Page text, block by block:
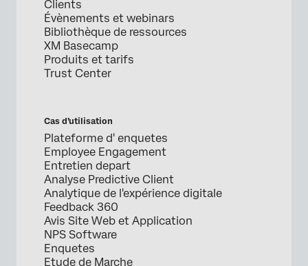
Clients
Évènements et webinars
Bibliothèque de ressources
XM Basecamp
Produits et tarifs
Trust Center
Cas d’utilisation
Plateforme d' enquetes
Employee Engagement
Entretien depart
Analyse Predictive Client
Analytique de l'expérience digitale
Feedback 360
Avis Site Web et Application
NPS Software
Enquetes
Etude de Marche